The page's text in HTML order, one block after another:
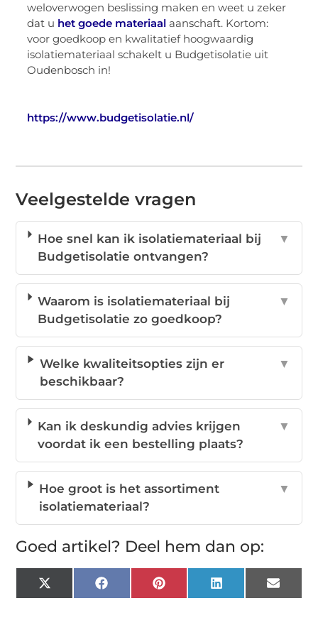
weloverwogen beslissing maken en weet u zeker
dat u het goede materiaal aanschaft. Kortom:
voor goedkoop en kwalitatief hoogwaardig
isolatiemateriaal schakelt u Budgetisolatie uit
Oudenbosch in!
https://www.budgetisolatie.nl/
Veelgestelde vragen
Hoe snel kan ik isolatiemateriaal bij
Budgetisolatie ontvangen?
▼
Waarom is isolatiemateriaal bij
Budgetisolatie zo goedkoop?
▼
Welke kwaliteitsopties zijn er
beschikbaar?
▼
Kan ik deskundig advies krijgen
voordat ik een bestelling plaats?
▼
Hoe groot is het assortiment
isolatiemateriaal?
▼
Goed artikel? Deel hem dan op:
X
(Twitter)
FacebookPinterestLinkedInEmail